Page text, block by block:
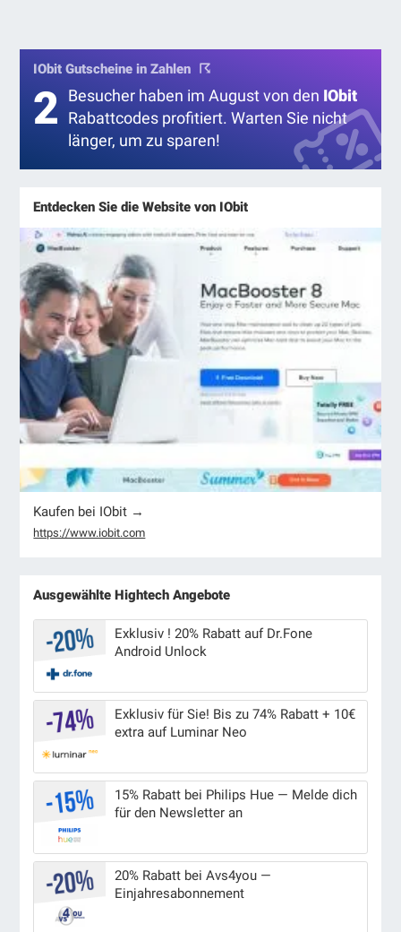
IObit Gutscheine in Zahlen
2 Besucher haben im August von den IObit
Rabattcodes profitiert. Warten Sie nicht
länger, um zu sparen!
Entdecken Sie die Website von IObit
Kaufen bei IObit →
https://www.iobit.com
Ausgewählte Hightech Angebote
Exklusiv ! 20% Rabatt auf Dr.Fone
Android Unlock
Exklusiv für Sie! Bis zu 74% Rabatt + 10€
extra auf Luminar Neo
15% Rabatt bei Philips Hue — Melde dich
für den Newsletter an
20% Rabatt bei Avs4you —
Einjahresabonnement